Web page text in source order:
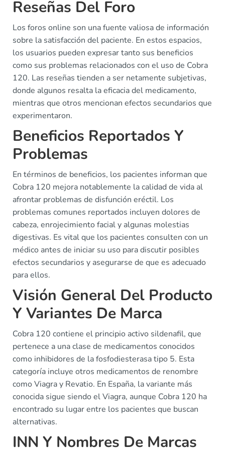
Reseñas Del Foro
Los foros online son una fuente valiosa de información
sobre la satisfacción del paciente. En estos espacios,
los usuarios pueden expresar tanto sus beneficios
como sus problemas relacionados con el uso de Cobra
120. Las reseñas tienden a ser netamente subjetivas,
donde algunos resalta la eficacia del medicamento,
mientras que otros mencionan efectos secundarios que
experimentaron.
Beneficios Reportados Y
Problemas
En términos de beneficios, los pacientes informan que
Cobra 120 mejora notablemente la calidad de vida al
afrontar problemas de disfunción eréctil. Los
problemas comunes reportados incluyen dolores de
cabeza, enrojecimiento facial y algunas molestias
digestivas. Es vital que los pacientes consulten con un
médico antes de iniciar su uso para discutir posibles
efectos secundarios y asegurarse de que es adecuado
para ellos.
Visión General Del Producto
Y Variantes De Marca
Cobra 120 contiene el principio activo sildenafil, que
pertenece a una clase de medicamentos conocidos
como inhibidores de la fosfodiesterasa tipo 5. Esta
categoría incluye otros medicamentos de renombre
como Viagra y Revatio. En España, la variante más
conocida sigue siendo el Viagra, aunque Cobra 120 ha
encontrado su lugar entre los pacientes que buscan
alternativas.
INN Y Nombres De Marcas